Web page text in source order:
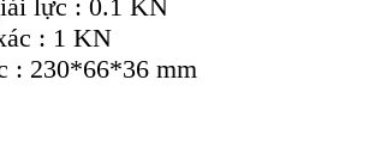
lực : 0.1 KN
: 1 KN
: 230*66*36 mm